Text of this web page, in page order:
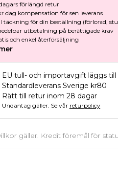
förlängd retur
dag kompensation för sen leverans
täckning för din beställning (förlorad,
utbetalning på berättigade krav
och enkel återförsäljning
EU tull- och importavgift läggs till
Standardleverans Sverige kr80
Rätt till retur inom 28 dagar
Undantag gäller. Se vår returpolicy
gäller. Kredit föremål för